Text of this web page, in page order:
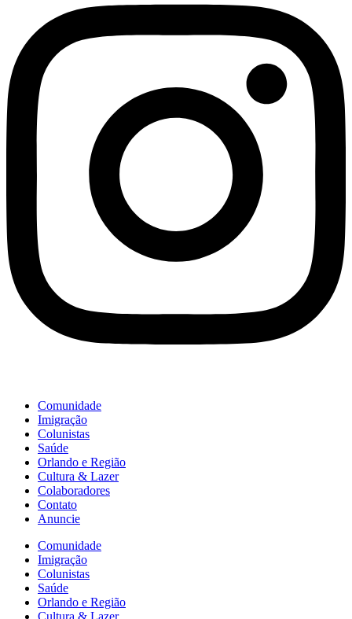
Comunidade
Imigração
Colunistas
Saúde
Orlando e Região
Cultura & Lazer
Colaboradores
Contato
Anuncie
Comunidade
Imigração
Colunistas
Saúde
Orlando e Região
Cultura & Lazer